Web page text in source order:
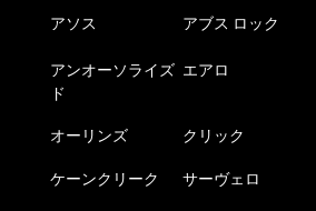
アソス アブス ロック
アンオーソライズ
ド
エアロ
オーリンズ クリック
ケーンクリーク サーヴェロ